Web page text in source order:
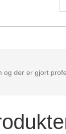
der er gjort